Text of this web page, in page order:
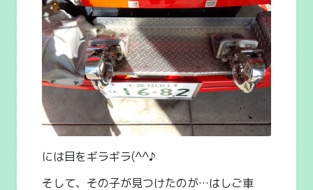
には目をギラギラ(^^♪
そして、その子が見つけたのが…はしご車